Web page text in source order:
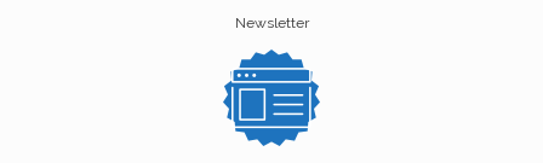
Newsletter